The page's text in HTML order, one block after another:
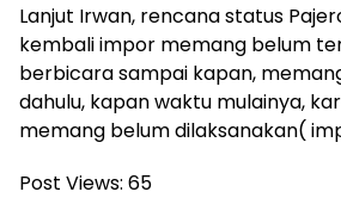
Lanjut Irwan, rencana status
kembali impor memang belum
berbicara sampai kapan,
dahulu, kapan waktu mulainya,
memang belum dilaksanakan(
Post Views: 65